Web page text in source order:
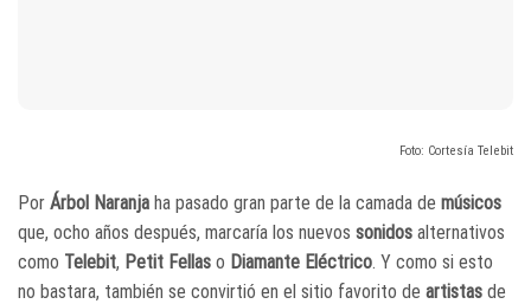
Foto: Cortesía Telebit
Por Árbol Naranja ha pasado gran parte de la camada de músicos
que, ocho años después, marcaría los nuevos sonidos alternativos
como Telebit, Petit Fellas o Diamante Eléctrico. Y como si esto
no bastara, también se convirtió en el sitio favorito de artistas de